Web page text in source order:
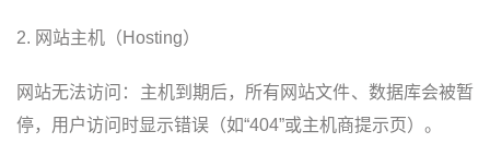
2. 网站主机（Hosting）
网站无法访问：主机到期后，所有网站文件、数据库会被暂
停，用户访问时显示错误（如“404”或主机商提示页）。